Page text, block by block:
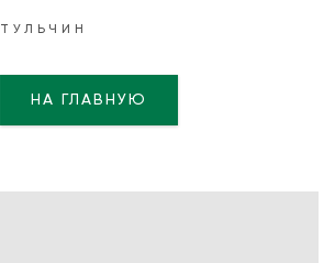
ТУЛЬЧИН
НА ГЛАВНУЮ